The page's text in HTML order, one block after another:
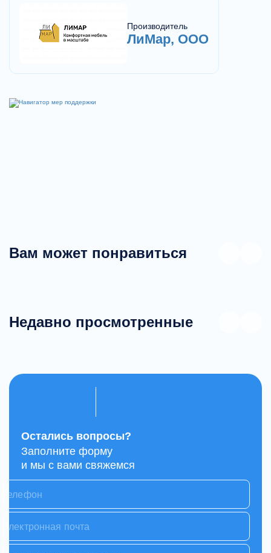
Производитель
ЛиМар, ООО
Вам может понравиться
Недавно просмотренные
Остались вопросы?
Заполните форму
и мы с вами свяжемся